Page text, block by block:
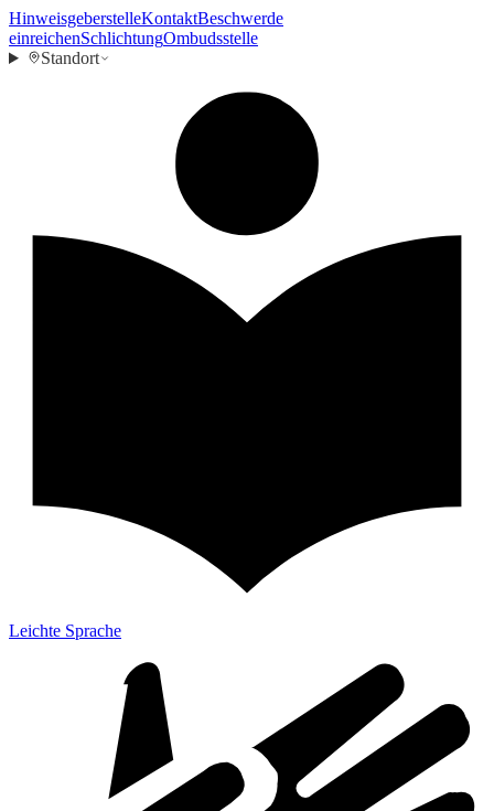
HinweisgeberstelleKontaktBeschwerde
einreichenSchlichtungOmbudsstelle
Standort
Leichte Sprache